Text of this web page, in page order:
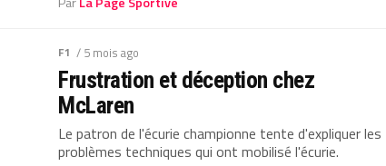
F1 / 5 mois ago
Frustration et déception chez
McLaren
Le patron de l'écurie championne tente d'expliquer les
problèmes techniques qui ont mobilisé l'écurie.